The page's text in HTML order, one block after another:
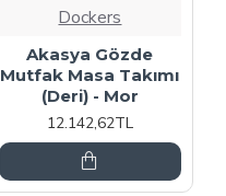
Dockers
Akasya Gözde
Mutfak Masa Takımı
(Deri) - Mor
12.142,62TL